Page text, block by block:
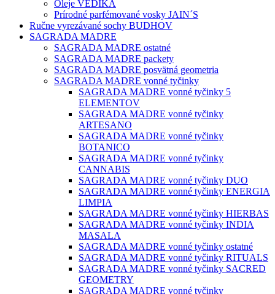
Oleje VEDIKA
Prírodné parfémované vosky JAIN´S
Ručne vyrezávané sochy BUDHOV
SAGRADA MADRE
SAGRADA MADRE ostatné
SAGRADA MADRE packety
SAGRADA MADRE posvätná geometria
SAGRADA MADRE vonné tyčinky
SAGRADA MADRE vonné tyčinky 5
ELEMENTOV
SAGRADA MADRE vonné tyčinky
ARTESANO
SAGRADA MADRE vonné tyčinky
BOTANICO
SAGRADA MADRE vonné tyčinky
CANNABIS
SAGRADA MADRE vonné tyčinky DUO
SAGRADA MADRE vonné tyčinky ENERGIA
LIMPIA
SAGRADA MADRE vonné tyčinky HIERBAS
SAGRADA MADRE vonné tyčinky INDIA
MASALA
SAGRADA MADRE vonné tyčinky ostatné
SAGRADA MADRE vonné tyčinky RITUALS
SAGRADA MADRE vonné tyčinky SACRED
GEOMETRY
SAGRADA MADRE vonné tyčinky